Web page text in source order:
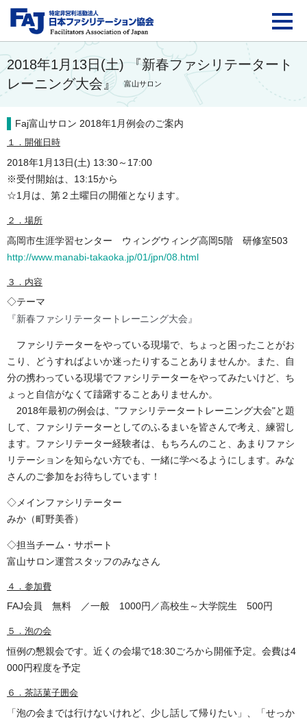
FAJ：特定非営利活動
2018年1月13日(土) 『新春ファシリテータート
レーニング大会』
富山サロン
Faj富山サロン 2018年1月例会のご案内
１．開催日時
2018年1月13日(土) 13:30～17:00
※受付開始は、13:15から
☆1月は、第２土曜日の開催となります。
２．場所
高岡市生涯学習センター ウィングウィング高岡5階 研修室503
http://www.manabi-takaoka.jp/01/jpn/08.html
３．内容
◇テーマ
『新春ファシリテータートレーニング大会』
ファシリテーターをやっている現場で、ちょっと困ったことがお
こり、どうすればよいか迷ったりすることありませんか。また、自
分の携わっている現場でファシリテーターをやってみたいけど、ち
ょっと自信がなくて躊躇することありませんか。
2018年最初の例会は、"ファシリテータートレーニング大会"と題
して、ファシリテーターとしてのふるまいを皆さんで考え、練習し
ます。ファシリテーター経験者は、もちろんのこと、あまりファシ
リテーションを知らない方でも、一緒に学べるようにします。みな
さんのご参加をお待ちしています！
◇メインファシリテーター
みか（町野美香）
◇担当チーム・サポート
富山サロン運営スタッフのみなさん
４．参加費
FAJ会員 無料 ／一般 1000円／高校生～大学院生 500円
５．泡の会
恒例の懇親会です。近くの会場で18:30ごろから開催予定。会費は4
000円程度を予定
６．茶話菓子囲会
「泡の会までは行けないけれど、少し話して帰りたい」、「せっか